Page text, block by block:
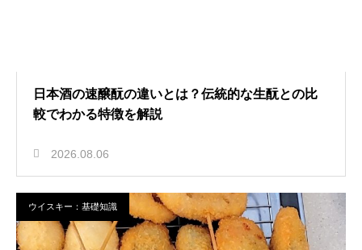
日本酒の速醸酛の違いとは？伝統的な生酛との比
較でわかる特徴を解説
2026.08.06
ウイスキー：基礎知識